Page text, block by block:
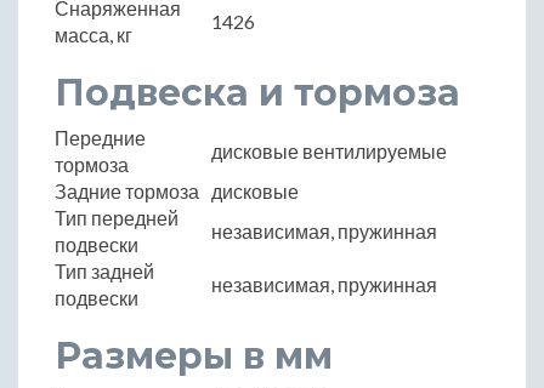
Снаряженная
масса, кг
1426
Подвеска и тормоза
Передние
тормоза
дисковые вентилируемые
Задние тормоза
дисковые
Тип передней
подвески
независимая, пружинная
Тип задней
подвески
независимая, пружинная
Размеры в мм